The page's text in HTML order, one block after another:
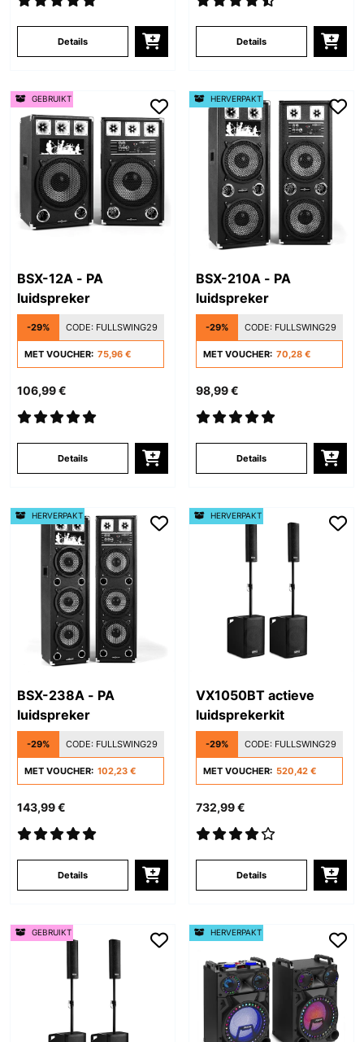
Details Details
BSX-12A - PA
luidspreker
-29% CODE: FULLSWING29
MET VOUCHER: 75,96 €
106,99 €
Details
GEBRUIKT
BSX-210A - PA
luidspreker
-29% CODE: FULLSWING29
MET VOUCHER: 70,28 €
98,99 €
Details
HERVERPAKT
BSX-238A - PA
luidspreker
-29% CODE: FULLSWING29
MET VOUCHER: 102,23 €
143,99 €
Details
HERVERPAKT
VX1050BT actieve
luidsprekerkit
-29% CODE: FULLSWING29
MET VOUCHER: 520,42 €
732,99 €
Details
HERVERPAKT
GEBRUIKT HERVERPAKT